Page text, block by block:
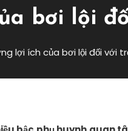
bơi lội
lợi ích của bơi lội đối với